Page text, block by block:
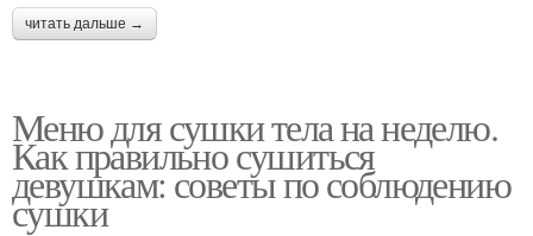
читать дальше →
Меню для сушки тела на неделю.
Как правильно сушиться
девушкам: советы по соблюдению
сушки